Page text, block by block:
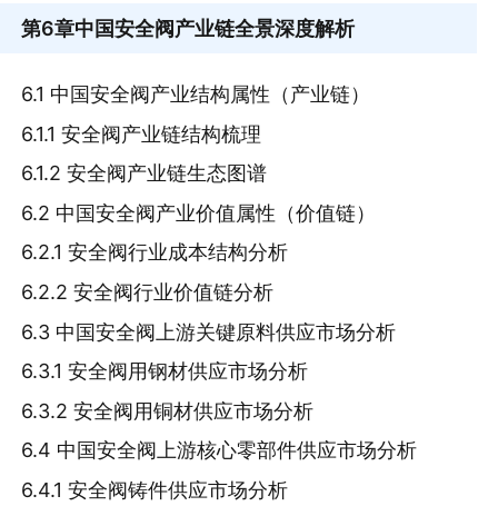
第6章中国安全阀产业链全景深度解析
6.1 中国安全阀产业结构属性（产业链）
6.1.1 安全阀产业链结构梳理
6.1.2 安全阀产业链生态图谱
6.2 中国安全阀产业价值属性（价值链）
6.2.1 安全阀行业成本结构分析
6.2.2 安全阀行业价值链分析
6.3 中国安全阀上游关键原料供应市场分析
6.3.1 安全阀用钢材供应市场分析
6.3.2 安全阀用铜材供应市场分析
6.4 中国安全阀上游核心零部件供应市场分析
6.4.1 安全阀铸件供应市场分析